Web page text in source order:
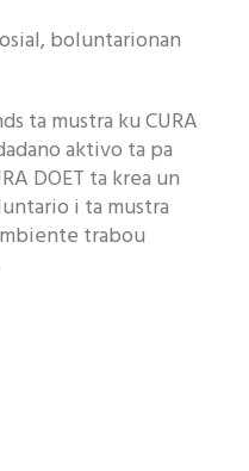
boluntarionan
ta mustra ku CURA
aktivo ta pa
DOET ta krea un
i ta mustra
trabou